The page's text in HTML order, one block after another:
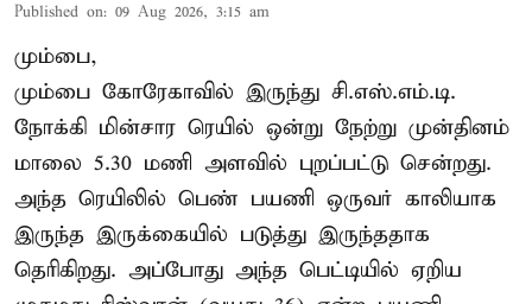
Published on: 09 Aug 2026, 3:15 am
மும்பை,
மும்பை கோரேகாவில் இருந்து சி.எஸ்.எம்.டி.
நோக்கி மின்சார ரெயில் ஒன்று நேற்று முன்தினம்
மாலை 5.30 மணி அளவில் புறப்பட்டு சென்றது.
அந்த ரெயிலில் பெண் பயணி ஒருவர் காலியாக
இருந்த இருக்கையில் படுத்து இருந்ததாக
தெரிகிறது. அப்போது அந்த பெட்டியில் ஏறிய